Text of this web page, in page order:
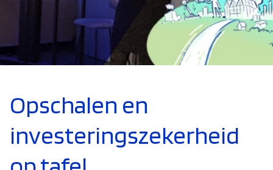
Opschalen en
investeringszekerheid